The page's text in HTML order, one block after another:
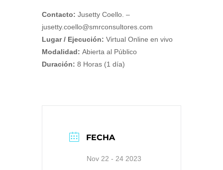
Contacto: Jusetty Coello. –
jusetty.coello@smrconsultores.com
Lugar / Ejecución: Virtual Online en vivo
Modalidad: Abierta al Público
Duración: 8 Horas (1 día)
FECHA
Nov 22 - 24 2023